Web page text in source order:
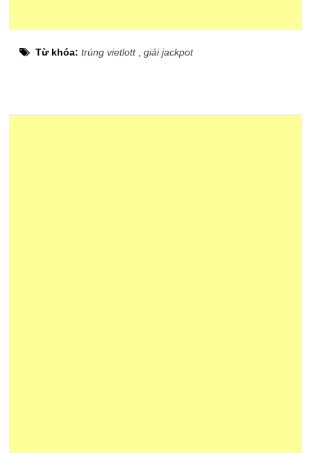
Từ khóa:trúng vietlott,giải jackpot